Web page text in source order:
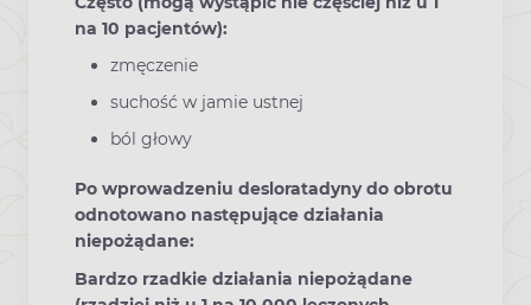
na 10 pacjentów):
zmęczenie
suchość w jamie ustnej
ból głowy
Po wprowadzeniu desloratadyny do obrotu
odnotowano następujące działania
niepożądane:
Bardzo rzadkie działania niepożądane